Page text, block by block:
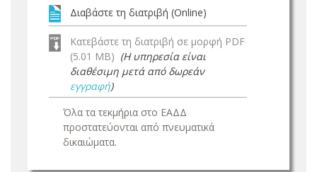
Διαβάστε τη διατριβή (Online)
Κατεβάστε τη διατριβή σε μορφή PDF
(5.01 MB) (Η υπηρεσία είναι
διαθέσιμη μετά από δωρεάν
εγγραφή)
Όλα τα τεκμήρια στο ΕΑΔΔ
προστατεύονται από πνευματικά
δικαιώματα.